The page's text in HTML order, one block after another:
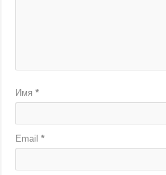
Имя*
Email*